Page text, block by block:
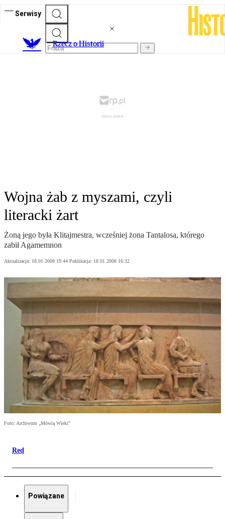
Serwisy
Rzecz o Historii
Wojna żab z myszami, czyli
literacki żart
Żoną jego była Klitajmestra, wcześniej żona Tantalosa, którego
zabił Agamemnon
Aktualizacja: 18.01.2008 19:44 Publikacja: 18.01.2008 16:32
Foto: Archiwum „Mówią Wieki"
Red
Powiązane